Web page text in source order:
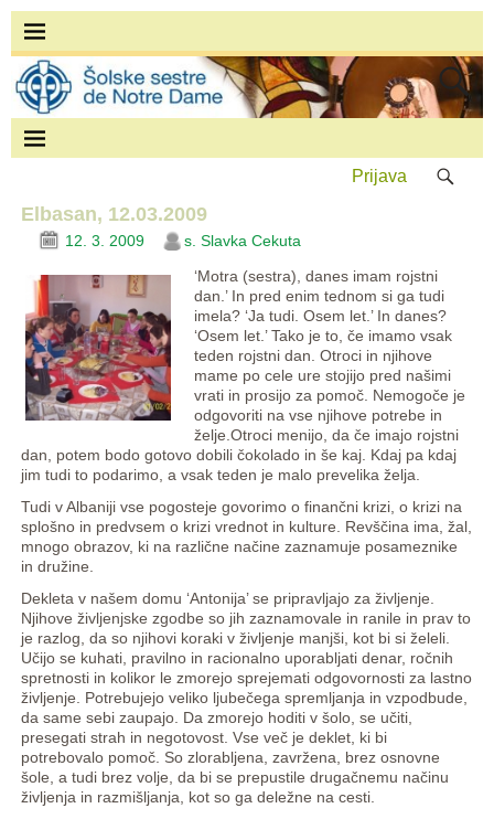
Prijava
Elbasan, 12.03.2009
12. 3. 2009
s. Slavka Cekuta
‘Motra (sestra), danes imam rojstni
dan.’ In pred enim tednom si ga tudi
imela? ‘Ja tudi. Osem let.’ In danes?
‘Osem let.’ Tako je to, če imamo vsak
teden rojstni dan. Otroci in njihove
mame po cele ure stojijo pred našimi
vrati in prosijo za pomoč. Nemogoče je
odgovoriti na vse njihove potrebe in
želje.Otroci menijo, da če imajo rojstni
dan, potem bodo gotovo dobili čokolado in še kaj. Kdaj pa kdaj
jim tudi to podarimo, a vsak teden je malo prevelika želja.
Tudi v Albaniji vse pogosteje govorimo o finančni krizi, o krizi na
splošno in predvsem o krizi vrednot in kulture. Revščina ima, žal,
mnogo obrazov, ki na različne načine zaznamuje posameznike
in družine.
Dekleta v našem domu ‘Antonija’ se pripravljajo za življenje.
Njihove življenjske zgodbe so jih zaznamovale in ranile in prav to
je razlog, da so njihovi koraki v življenje manjši, kot bi si želeli.
Učijo se kuhati, pravilno in racionalno uporabljati denar, ročnih
spretnosti in kolikor le zmorejo sprejemati odgovornosti za lastno
življenje. Potrebujejo veliko ljubečega spremljanja in vzpodbude,
da same sebi zaupajo. Da zmorejo hoditi v šolo, se učiti,
presegati strah in negotovost. Vse več je deklet, ki bi
potrebovalo pomoč. So zlorabljena, zavržena, brez osnovne
šole, a tudi brez volje, da bi se prepustile drugačnemu načinu
življenja in razmišljanja, kot so ga deležne na cesti.